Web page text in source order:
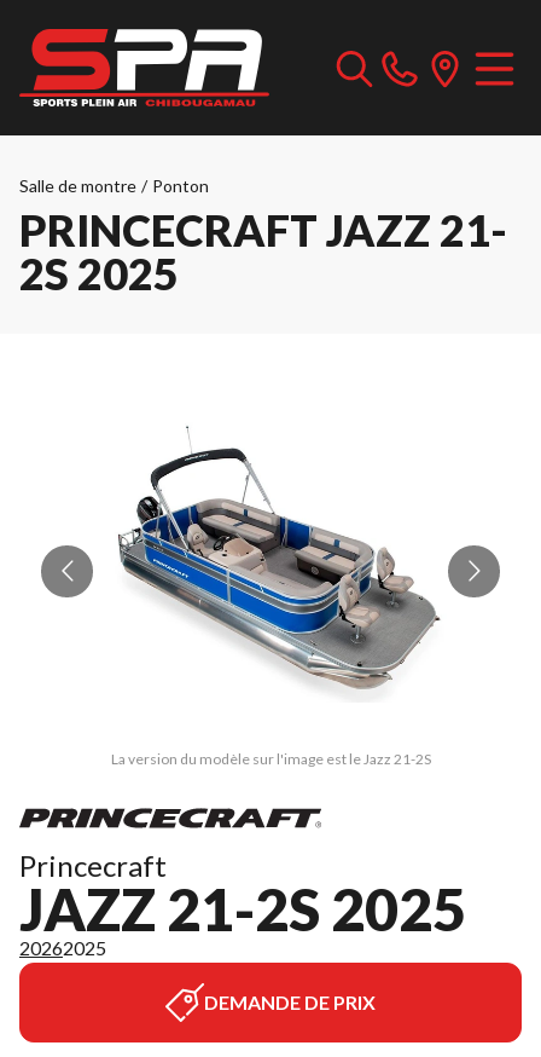
Salle de montre / Ponton
PRINCECRAFT JAZZ 21-
2S 2025
La version du modèle sur l'image est le Jazz 21-2S
Princecraft
JAZZ 21-2S 2025
20262025
DEMANDE DE PRIX